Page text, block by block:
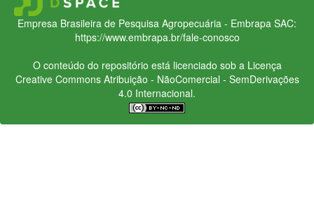
Empresa Brasileira de Pesquisa Agropecuária - Embrapa SAC:
https://www.embrapa.br/fale-conosco
O conteúdo do repositório está licenciado sob a Licença
Creative CommonsAtribuição - NãoComercial - SemDerivações
4.0 Internacional.